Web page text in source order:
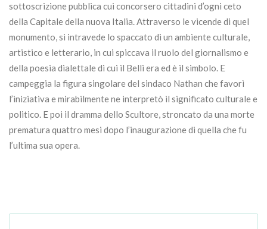
sottoscrizione pubblica cui concorsero cittadini d’ogni ceto
della Capitale della nuova Italia. Attraverso le vicende di quel
monumento, si intravede lo spaccato di un ambiente culturale,
artistico e letterario, in cui spiccava il ruolo del giornalismo e
della poesia dialettale di cui il Belli era ed è il simbolo. E
campeggia la figura singolare del sindaco Nathan che favorì
l’iniziativa e mirabilmente ne interpretò il significato culturale e
politico. E poi il dramma dello Scultore, stroncato da una morte
prematura quattro mesi dopo l’inaugurazione di quella che fu
l’ultima sua opera.